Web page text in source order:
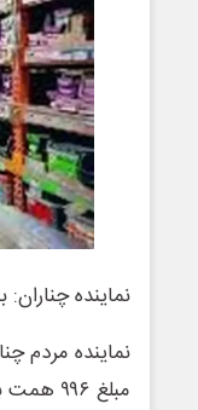
نماینده چناران: با بودجه ۹۹۶ همتی، افزایش رقم
نماینده مردم
مبلغ